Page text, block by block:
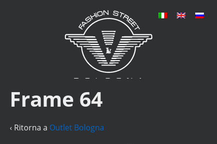
Frame 64
‹ Ritorna a Outlet Bologna